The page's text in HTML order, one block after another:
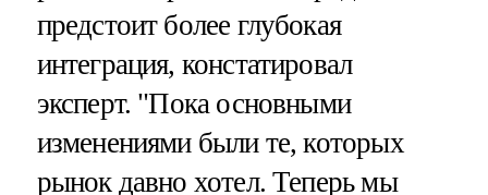
предстоит более глубокая
интеграция, констатировал
эксперт. "Пока основными
изменениями были те, которых
рынок давно хотел. Теперь мы